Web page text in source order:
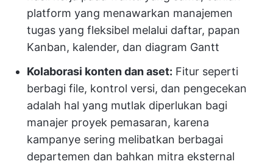
platform yang menawarkan manajemen
tugas yang fleksibel melalui daftar, papan
Kanban, kalender, dan diagram Gantt
Kolaborasi konten dan aset: Fitur seperti
berbagi file, kontrol versi, dan pengecekan
adalah hal yang mutlak diperlukan bagi
manajer proyek pemasaran, karena
kampanye sering melibatkan berbagai
departemen dan bahkan mitra eksternal